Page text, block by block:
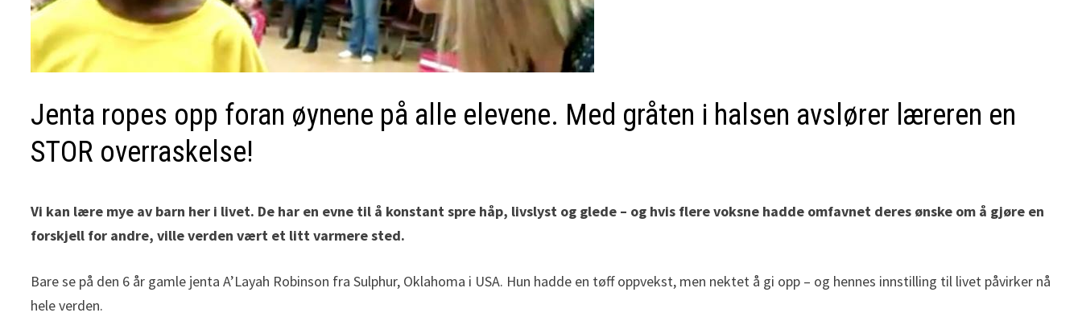
Jenta ropes opp foran øynene på alle elevene. Med gråten i halsen avslører læreren en
STOR overraskelse!
Vi kan lære mye av barn her i livet. De har en evne til å konstant spre håp, livslyst og glede – og hvis flere voksne hadde omfavnet deres ønske om å gjøre en
forskjell for andre, ville verden vært et litt varmere sted.
Bare se på den 6 år gamle jenta A’Layah Robinson fra Sulphur, Oklahoma i USA. Hun hadde en tøff oppvekst, men nektet å gi opp – og hennes innstilling til livet påvirker nå
hele verden.